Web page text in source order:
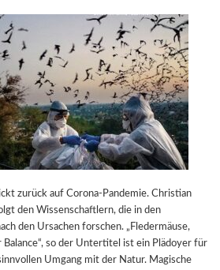
zurück auf Corona-Pandemie. Christian
den Wissenschaftlern, die in den
den Ursachen forschen. „Fledermäuse,
Balance“, so der Untertitel ist ein Plädoyer für
Umgang mit der Natur. Magische